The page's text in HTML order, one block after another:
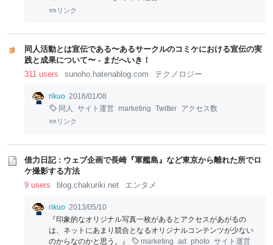
リンク
同人活動とは宣伝である〜あるサークルのコミケにおける宣伝の実
践と成果について〜 - まだへいき！
311 users
sunoho.hatenablog.com テクノロジー
rikuo 2016/01/08
同人
サイト運営 marketing Twitter アクセス数
リンク
借力日記 : ウェブ企画で長崎『軍艦島』など東京から離れた所でロ
ケ撮影する方法
9 users
blog.chakuriki.net エンタメ
rikuo 2013/05/10
『印象的なオリジナル写真一枚があるとアクセスがあがるの
は、ネットにあまり競合となるオリジナルコンテンツが少ない
のからなのかと思う。』
marketing ad photo サイト運営